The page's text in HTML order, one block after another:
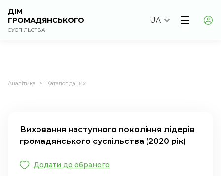
ДІМ
ГРОМАДЯНСЬКОГО
СУСПІЛЬСТВА
UA
Аналітика > Каталог даних
Виховання наступного покоління лідерів
громадянського суспільства (2020 рік)
Додати до обраного